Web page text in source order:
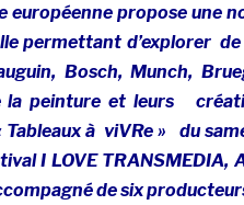
européenne propose une
permettant d’explorer
Bosch, Munch,
la peinture et leurs
Tableaux à viVRe » du
I LOVE
de six